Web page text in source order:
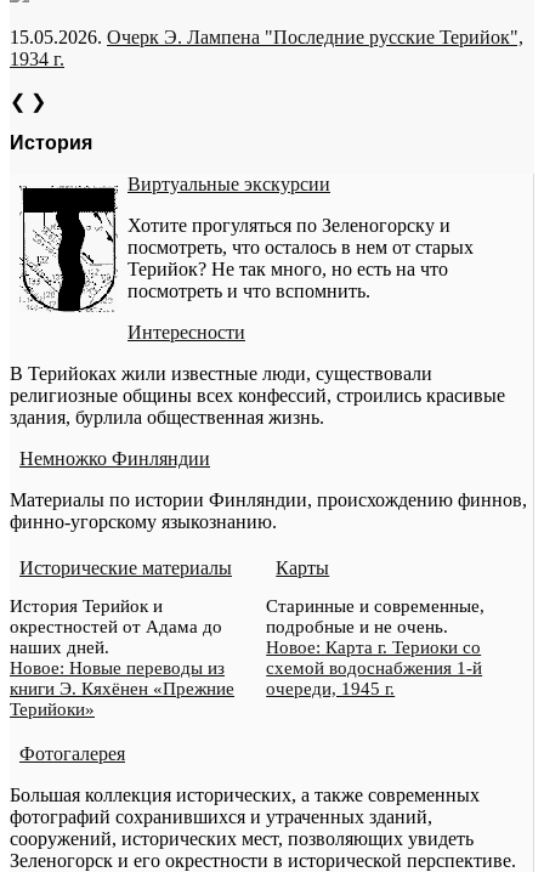
15.05.2026. Очерк Э. Лампена "Последние русские Терийок",
1934 г.
❮ ❯
История
Виртуальные экскурсии
Хотите прогуляться по Зеленогорску и
посмотреть, что осталось в нем от старых
Терийок? Не так много, но есть на что
посмотреть и что вспомнить.
Интересности
В Терийоках жили известные люди, существовали
религиозные общины всех конфессий, строились красивые
здания, бурлила общественная жизнь.
Немножко Финляндии
Материалы по истории Финляндии, происхождению финнов,
финно-угорскому языкознанию.
Исторические материалы
История Терийок и
окрестностей от Адама до
наших дней.
Новое: Новые переводы из
книги Э. Кяхёнен «Прежние
Терийоки»
Карты
Старинные и современные,
подробные и не очень.
Новое: Карта г. Териоки со
схемой водоснабжения 1-й
очереди, 1945 г.
Фотогалерея
Большая коллекция исторических, а также современных
фотографий сохранившихся и утраченных зданий,
сооружений, исторических мест, позволяющих увидеть
Зеленогорск и его окрестности в исторической перспективе.